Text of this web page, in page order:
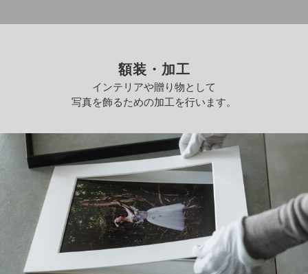
額装・加工
インテリアや贈り物として
写真を飾るための加工を行います。